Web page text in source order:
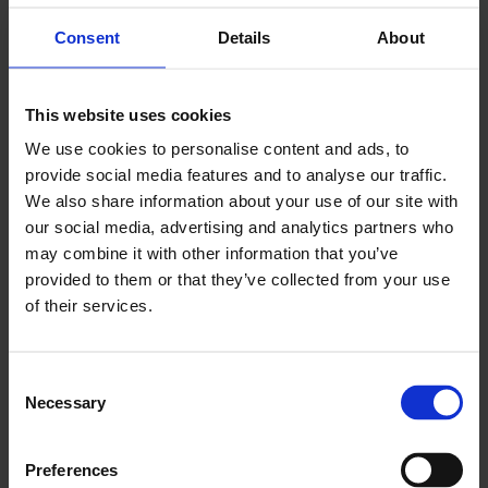
Consent Details About
This website uses cookies
We use cookies to personalise content and ads, to
provide social media features and to analyse our traffic.
We also share information about your use of our site with
our social media, advertising and analytics partners who
may combine it with other information that you’ve
provided to them or that they’ve collected from your use
of their services.
Selection
Necessary
Preferences
Kristiansen
Ingen personskader